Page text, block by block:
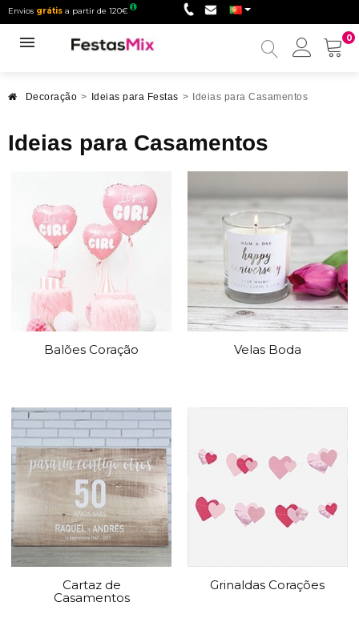
Envios grátis a partir de 120€
0
Minha
Decoração > Ideias para Festas > Ideias para Casamentos
Ideias para Casamentos
Balões Coração Velas Boda
Cartaz de
Casamentos
Grinaldas Corações